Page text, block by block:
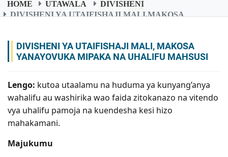
HOME UTAWALA
DIVISHENI
DIVISHENI YA UTAIFISHAJI MALI,MAKOSA
DIVISHENI YA UTAIFISHAJI MALI, MAKOSA
YANAYOVUKA MIPAKA NA UHALIFU MAHSUSI
Lengo: kutoa utaalamu na huduma ya kunyang’anya
wahalifu au washirika wao faida zitokanazo na vitendo
vya uhalifu pamoja na kuendesha kesi hizo
mahakamani.
Majukumu